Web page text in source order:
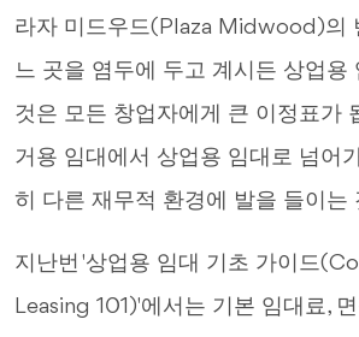
라자 미드우드(Plaza Midwood)의
느 곳을 염두에 두고 계시든 상업용
것은 모든 창업자에게 큰 이정표가
거용 임대에서 상업용 임대로 넘어
히 다른 재무적 환경에 발을 들이는
지난번 '상업용 임대 기초 가이드
Leasing 101)'에서는 기본 임대료,